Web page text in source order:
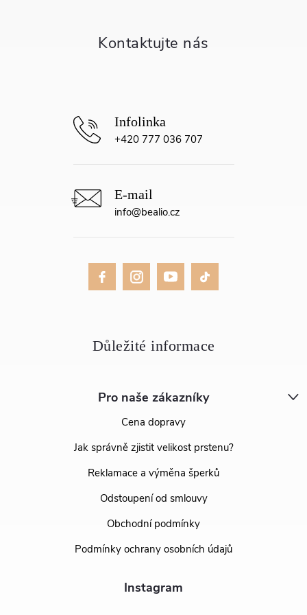
Pro naše zákazníky
Cena dopravy
Jak správně zjistit velikost prstenu?
Reklamace a výměna šperků
Odstoupení od smlouvy
Obchodní podmínky
Podmínky ochrany osobních údajů
Instagram
info@bealio.cz
+420 777 036 707